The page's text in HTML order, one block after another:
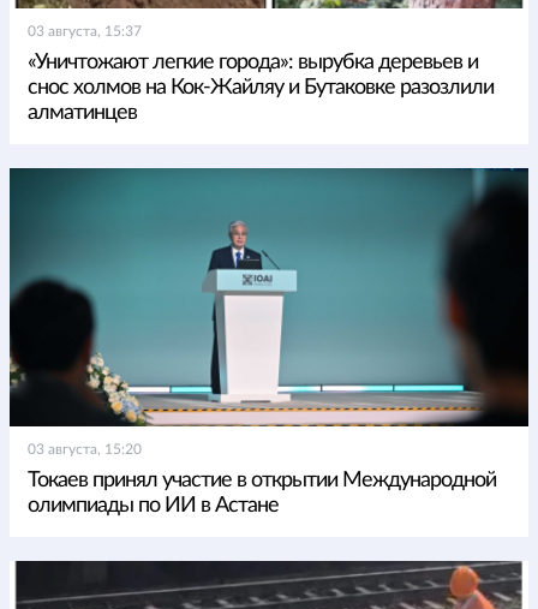
03 августа, 15:37
«Уничтожают легкие города»: вырубка деревьев и
снос холмов на Кок-Жайляу и Бутаковке разозлили
алматинцев
03 августа, 15:20
Токаев принял участие в открытии Международной
олимпиады по ИИ в Астане